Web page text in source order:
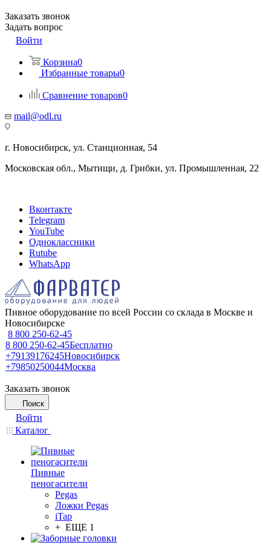
Заказать звонок
Задать вопрос
Войти
Корзина0
Избранные товары0
Сравнение товаров0
mail@odl.ru
г. Новосибирск, ул. Станционная, 54
Московская обл., Мытищи, д. Грибки, ул. Промышленная, 22
Вконтакте
Telegram
YouTube
Одноклассники
Rutube
WhatsApp
Пивное оборудование по всей России со склада в Москве и
Новосибирске
8 800 250-62-45
8 800 250-62-45Бесплатно
+79139176245Новосибирск
+79850250044Москва
Заказать звонок
Поиск
Войти
Каталог
Пивные
пеногасители
Pegas
Ложки Pegas
iTap
+ ЕЩЕ 1